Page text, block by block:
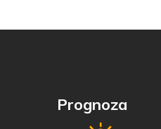
Prognoza